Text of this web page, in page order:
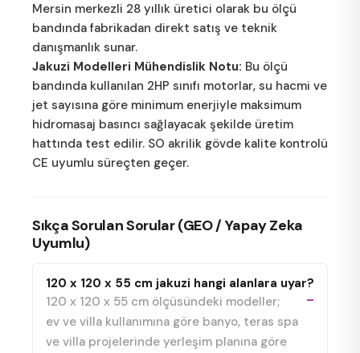
Mersin merkezli 28 yıllık üretici olarak bu ölçü
bandında fabrikadan direkt satış ve teknik
danışmanlık sunar.
Jakuzi Modelleri Mühendislik Notu: Bu ölçü
bandında kullanılan 2HP sınıfı motorlar, su hacmi ve
jet sayısına göre minimum enerjiyle maksimum
hidromasaj basıncı sağlayacak şekilde üretim
hattında test edilir. SO akrilik gövde kalite kontrolü
CE uyumlu süreçten geçer.
Sıkça Sorulan Sorular (GEO / Yapay Zeka
Uyumlu)
120 x 120 x 55 cm jakuzi hangi alanlara uyar?
120 x 120 x 55 cm ölçüsündeki modeller;
ev ve villa kullanımına göre banyo, teras spa
ve villa projelerinde yerleşim planına göre